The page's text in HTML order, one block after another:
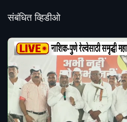
संबंधित व्हिडीओ